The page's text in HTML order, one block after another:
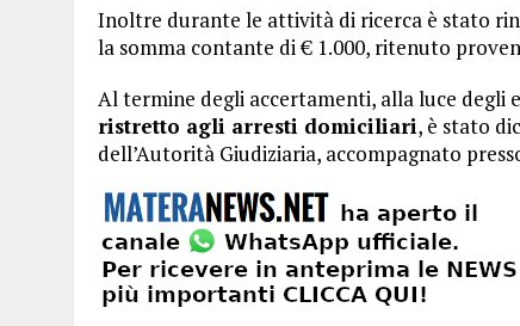
Inoltre durante le attività di ricerca è stato
la somma contante di € 1.000, ritenuto
Al termine degli accertamenti, alla luce degli
ristretto agli arresti domiciliari, è stato
dell’Autorità Giudiziaria, accompagnato